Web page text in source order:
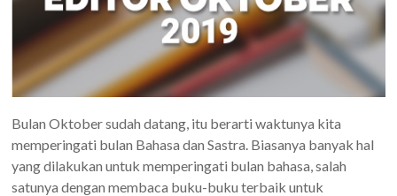
Bulan Oktober sudah datang, itu berarti waktunya kita
memperingati bulan Bahasa dan Sastra. Biasanya banyak hal
yang dilakukan untuk memperingati bulan bahasa, salah
satunya dengan membaca buku-buku terbaik untuk